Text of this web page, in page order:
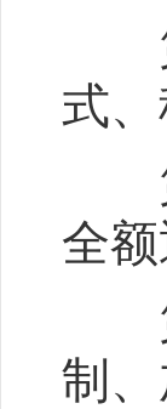
第
式
第
全
第
制